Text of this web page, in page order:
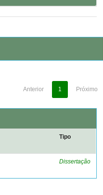
Anterior 1 Próximo
Tipo
Dissertação